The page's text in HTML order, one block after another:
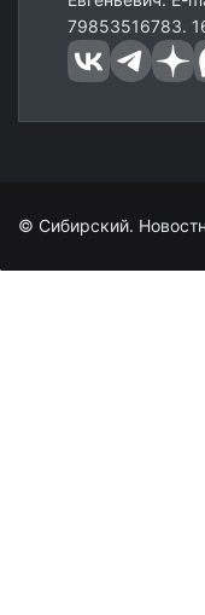
79853516783.
© Сибирский.